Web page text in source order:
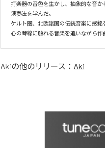
打楽器の音色を生かし、抽象的な音
演奏法を学んだ。
ケルト圏、北欧諸国の伝統音楽に感銘
心の琴線に触れる音楽を追いながら作
Akiの他のリリース： Aki